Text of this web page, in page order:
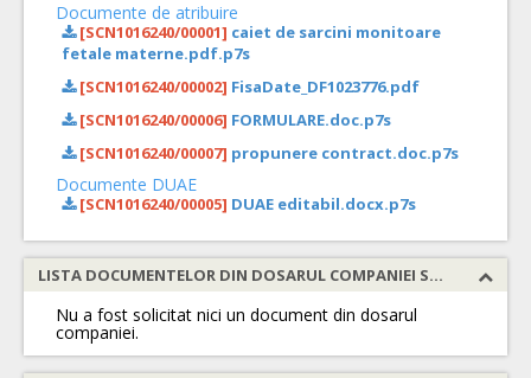
Documente de atribuire
[SCN1016240/00001] caiet de sarcini monitoare
fetale materne.pdf.p7s
[SCN1016240/00002] FisaDate_DF1023776.pdf
[SCN1016240/00006] FORMULARE.doc.p7s
[SCN1016240/00007] propunere contract.doc.p7s
Documente DUAE
[SCN1016240/00005] DUAE editabil.docx.p7s
LISTA DOCUMENTELOR DIN DOSARUL COMPANIEI SOLICITATE
Nu a fost solicitat nici un document din dosarul
companiei.